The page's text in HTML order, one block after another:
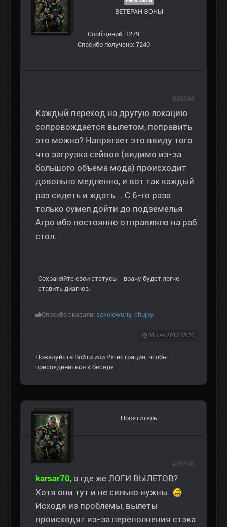
ВЕТЕРАН ЗOНЫ
Сообщений: 1279
Спасибо получено: 7240
Каждый переход на другую локацию
сопровождается вылетом, поправить
это можно? Напрягает это ввиду того
что загрузка сейвов (видимо из-за
большого объема мода) происходит
довольно медленно, и вот так каждый
раз сидеть и ждать... С 6-го раза
только сумел дойти до подземелья
Агро ибо постоянно отправляло на раб
стол.
Сохраняйте свои статусы - врачу будет легче
ставить диагноз.
Спасибо сказали: sokolowuriy chujoy
01 сен 2013 08:20
#26844
Пожалуйста Войти или Регистрация , чтобы
присоединиться к беседе.
Посетитель
karsar70, а где же ЛОГИ ВЫЛЕТОВ?
Хотя они тут и не сильно нужны.
Исходя из проблемы, вылеты
происходят из-за переполнения стэка.
#26846